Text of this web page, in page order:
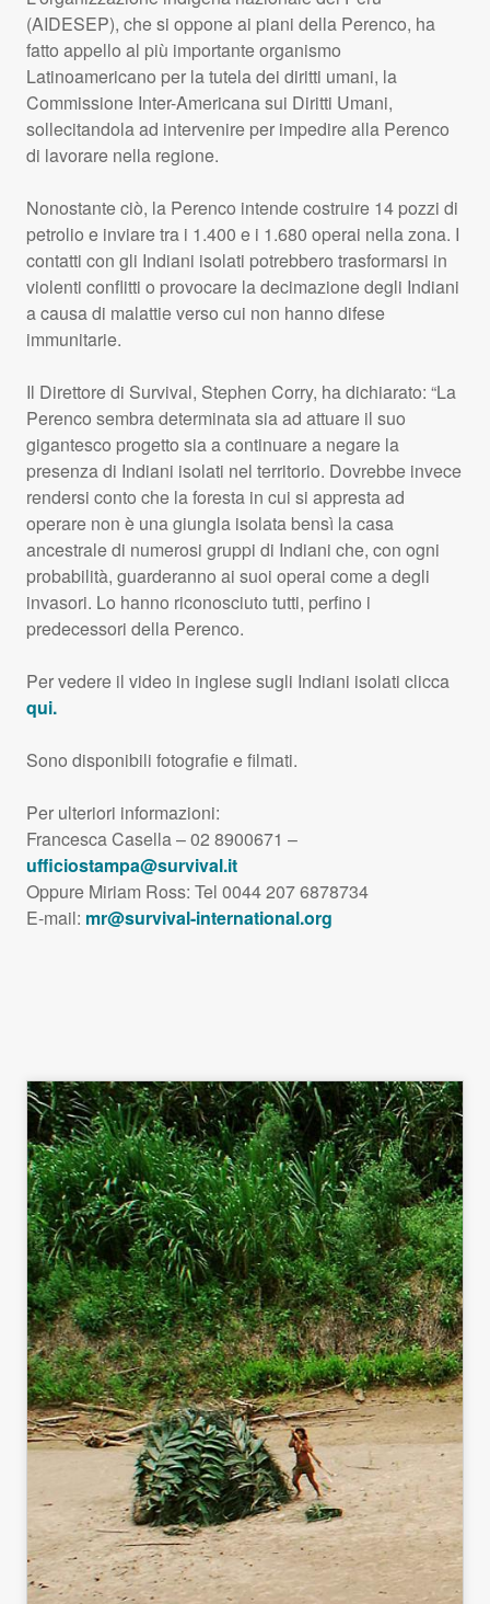
(AIDESEP), che si oppone ai piani della Perenco, ha
fatto appello al più importante organismo
Latinoamericano per la tutela dei diritti umani, la
Commissione Inter-Americana sui Diritti Umani,
sollecitandola ad intervenire per impedire alla Perenco
di lavorare nella regione.
Nonostante ciò, la Perenco intende costruire 14 pozzi di
petrolio e inviare tra i 1.400 e i 1.680 operai nella zona. I
contatti con gli Indiani isolati potrebbero trasformarsi in
violenti conflitti o provocare la decimazione degli Indiani
a causa di malattie verso cui non hanno difese
immunitarie.
Il Direttore di Survival, Stephen Corry, ha dichiarato: “La
Perenco sembra determinata sia ad attuare il suo
gigantesco progetto sia a continuare a negare la
presenza di Indiani isolati nel territorio. Dovrebbe invece
rendersi conto che la foresta in cui si appresta ad
operare non è una giungla isolata bensì la casa
ancestrale di numerosi gruppi di Indiani che, con ogni
probabilità, guarderanno ai suoi operai come a degli
invasori. Lo hanno riconosciuto tutti, perfino i
predecessori della Perenco.
Per vedere il video in inglese sugli Indiani isolati clicca
qui.
Sono disponibili fotografie e filmati.
Per ulteriori informazioni:
Francesca Casella – 02 8900671 –
ufficiostampa@survival.it
Oppure Miriam Ross: Tel 0044 207 6878734
E-mail: mr@survival-international.org